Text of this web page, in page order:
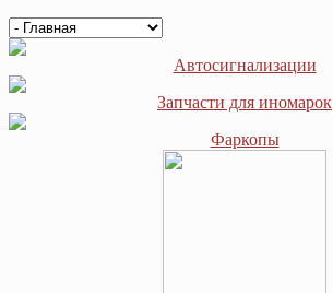
Автосигнализации
Запчасти для иномарок
Фаркопы